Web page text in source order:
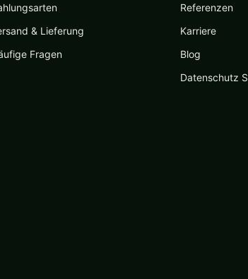
& Lieferung
Fragen
Referenzen
Karriere
Blog
Datenschutz